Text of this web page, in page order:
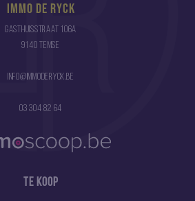
Immo De Ryck
Gasthuisstraat 106a
9140 Temse
info@immoderyck.be
03 304 82 64
Te koop